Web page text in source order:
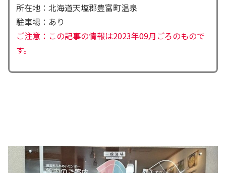
所在地：北海道天塩郡豊富町温泉
駐車場：あり
ご注意：この記事の情報は2023年09月ごろのもので
す。